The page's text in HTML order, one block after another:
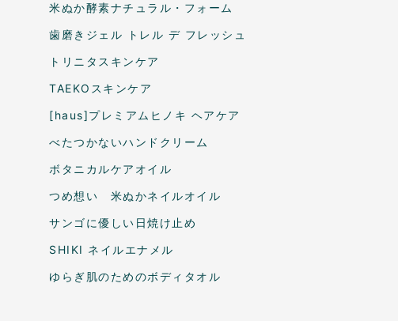
米ぬか酵素ナチュラル・フォーム
歯磨きジェル トレル デ フレッシュ
トリニタスキンケア
TAEKOスキンケア
[haus]プレミアムヒノキ ヘアケア
べたつかないハンドクリーム
ボタニカルケアオイル
つめ想い 米ぬかネイルオイル
サンゴに優しい日焼け止め
SHIKI ネイルエナメル
ゆらぎ肌のためのボディタオル